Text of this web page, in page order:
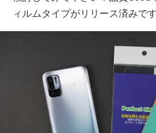
ィルムタイプがリリース済みで